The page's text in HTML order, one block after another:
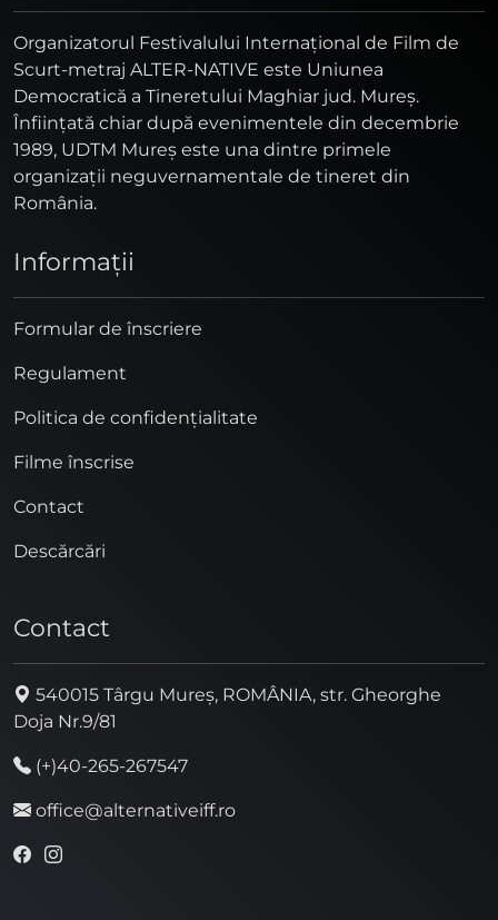
Organizatorul Festivalului Internaţional de Film de
Scurt-metraj ALTER-NATIVE este Uniunea
Democratică a Tineretului Maghiar jud. Mureş.
Înfiinţată chiar după evenimentele din decembrie
1989, UDTM Mureş este una dintre primele
organizaţii neguvernamentale de tineret din
România.
Informaţii
Formular de înscriere
Regulament
Politica de confidențialitate
Filme înscrise
Contact
Descărcări
Contact
540015 Târgu Mureș, ROMÂNIA, str. Gheorghe
Doja Nr.9/81
(+)40-265-267547
office@alternativeiff.ro